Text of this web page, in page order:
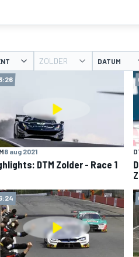
ZOLDER DATUM
8 aug 2021
DTM Zolder - Race 1